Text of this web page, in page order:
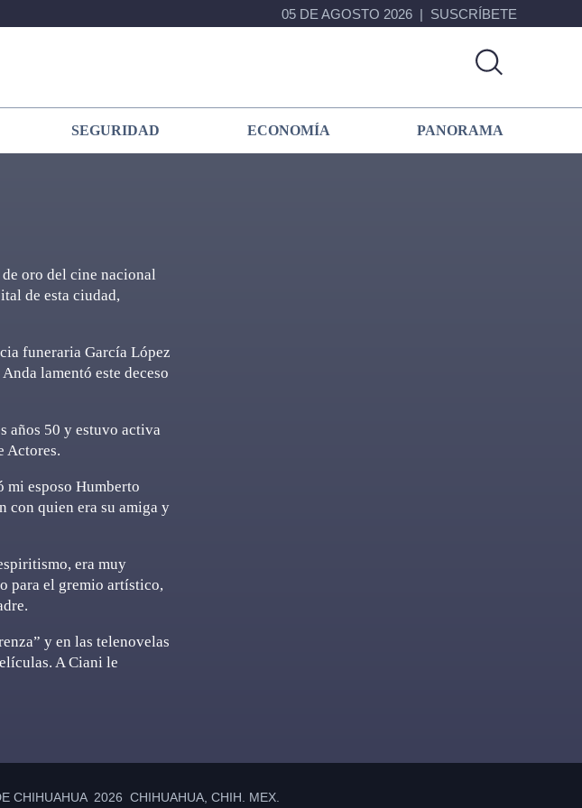
05 DE AGOSTO 2026 SUSCRÍBETE
SEGURIDAD ECONOMÍA PANORAMA
oro del cine nacional
de esta ciudad,
funeraria García López
lamentó este deceso
años 50 y estuvo activa
Actores.
mi esposo Humberto
con quien era su amiga y
era muy
para el gremio artístico,
y en las telenovelas
A Ciani le
CHIHUAHUA 2026 CHIHUAHUA, CHIH. MEX.